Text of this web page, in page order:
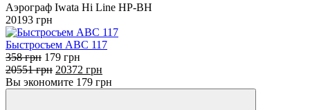
Аэрограф Iwata Hi Line HP-BH
20193 грн
Быстросъем ABC 117
358грн 179 грн
20551грн 20372 грн
Вы экономите 179 грн